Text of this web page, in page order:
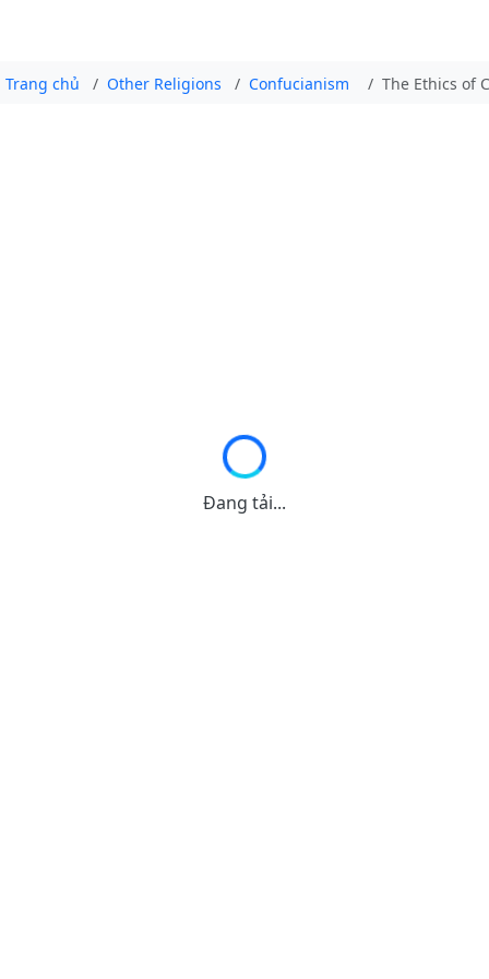
Trang chủ Other Religions Confucianism The Ethics of
Đang tải...